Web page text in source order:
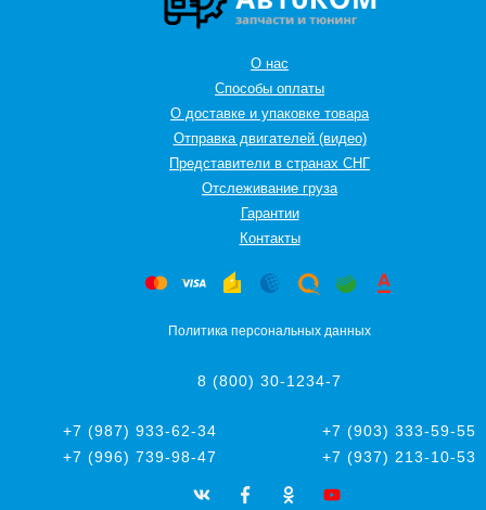
О нас
Способы оплаты
О доставке и упаковке товара
Отправка двигателей (видео)
Представители в странах СНГ
Oтслеживание груза
Гарантии
Контакты
Политика персональных данных
8 (800) 30-1234-7
+7 (987) 933-62-34
+7 (903) 333-59-55
+7 (996) 739-98-47
+7 (937) 213-10-53